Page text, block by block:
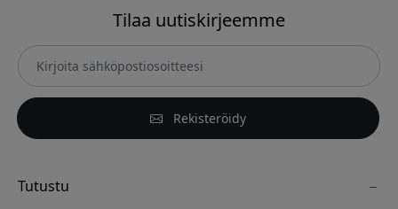
Tilaa uutiskirjeemme
Rekisteröidy
Tutustu